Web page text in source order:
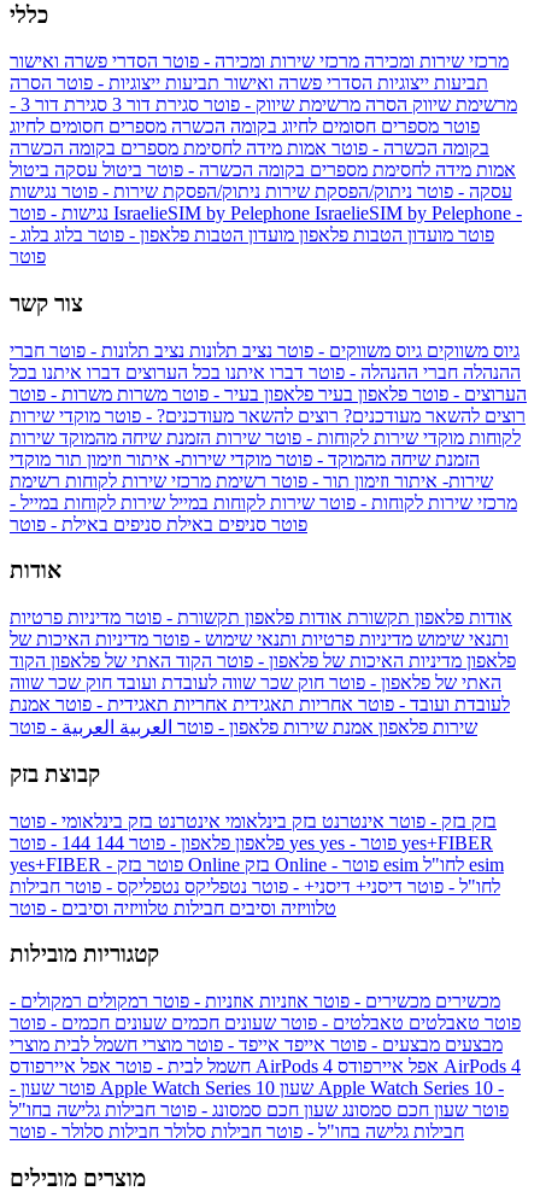
כללי
מרכזי שירות ומכירה מרכזי שירות ומכירה - פוטר הסדרי פשרה ואישור
תביעות ייצוגיות הסדרי פשרה ואישור תביעות ייצוגיות - פוטר הסרה
מרשימת שיווק הסרה מרשימת שיווק - פוטר סגירת דור 3
סגירת דור 3 -
פוטר מספרים חסומים לחיוג בקומה הכשרה מספרים חסומים לחיוג
בקומה הכשרה - פוטר אמות מידה לחסימת מספרים בקומה הכשרה
אמות מידה לחסימת מספרים בקומה הכשרה - פוטר ביטול עסקה ביטול
עסקה - פוטר ניתוק/הפסקת שירות ניתוק/הפסקת שירות - פוטר נגישות
IsraelieSIM by Pelephone IsraelieSIM by Pelephone -
פוטר מועדון הטבות פלאפון מועדון הטבות פלאפון - פוטר בלוג בלוג -
פוטר
צור קשר
גיוס משווקים גיוס משווקים - פוטר נציב תלונות נציב תלונות - פוטר חברי
ההנהלה חברי ההנהלה - פוטר דברו איתנו בכל הערוצים דברו איתנו בכל
הערוצים - פוטר פלאפון בעיר פלאפון בעיר - פוטר משרות משרות - פוטר
רוצים להשאר מעודכנים? רוצים להשאר מעודכנים? - פוטר מוקדי שירות
לקוחות מוקדי שירות לקוחות - פוטר שירות הזמנת שיחה מהמוקד שירות
הזמנת שיחה מהמוקד - פוטר מוקדי שירות- איתור וזימון תור מוקדי
שירות- איתור וזימון תור - פוטר רשימת מרכזי שירות לקוחות רשימת
מרכזי שירות לקוחות - פוטר שירות לקוחות במייל שירות לקוחות במייל -
פוטר סניפים באילת סניפים באילת - פוטר
אודות
אודות פלאפון תקשורת אודות פלאפון תקשורת - פוטר מדיניות פרטיות
ותנאי שימוש מדיניות פרטיות ותנאי שימוש - פוטר מדיניות האיכות של
פלאפון מדיניות האיכות של פלאפון - פוטר הקוד האתי של פלאפון הקוד
האתי של פלאפון - פוטר חוק שכר שווה לעובדת ועובד חוק שכר שווה
לעובדת ועובד - פוטר אחריות תאגידית אחריות תאגידית - פוטר אמנת
שירות פלאפון אמנת שירות פלאפון - פוטר العربية العربية - פוטר
קבוצת בזק
בזק בזק - פוטר אינטרנט בזק בינלאומי אינטרנט בזק בינלאומי - פוטר
פלאפון פלאפון - פוטר 144 yes
yes+FIBER
yes+FIBER - פוטר בזק Online
esim
לחו"ל - פוטר דיסני+ דיסני+ - פוטר נטפליקס נטפליקס - פוטר חבילות
טלוויזיה וסיבים חבילות טלוויזיה וסיבים - פוטר
קטגוריות מובילות
מכשירים מכשירים - פוטר אוזניות אוזניות - פוטר רמקולים רמקולים -
פוטר טאבלטים טאבלטים - פוטר שעונים חכמים שעונים חכמים - פוטר
מבצעים מבצעים - פוטר אייפד אייפד - פוטר מוצרי חשמל לבית מוצרי
חשמל לבית - פוטר אפל איירפודס AirPods 4 אפל איירפודס AirPods 4
- פוטר שעון Apple Watch Series 10 שעון Apple Watch Series 10 -
פוטר שעון חכם סמסונג שעון חכם סמסונג - פוטר חבילות גלישה בחו"ל
חבילות גלישה בחו"ל - פוטר חבילות סלולר חבילות סלולר - פוטר
מוצרים מובילים